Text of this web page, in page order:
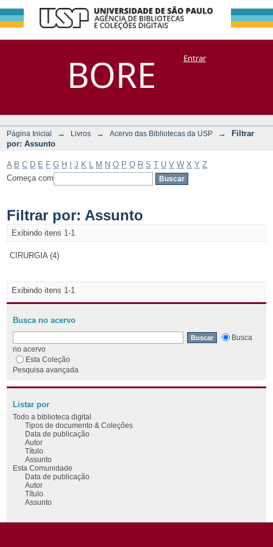
BORE
Filtrar por:
Assunto
DSpace/Manakin + CoriscoEntrar
Página Inicial → Livros → Acervo das Bibliotecas da USP →
Filtrar
por: Assunto
A B C D E F G H J K M N O P Q R S T U V W X Y Z
Começa com
Filtrar por: Assunto
Exibindo itens 1-1
CIRURGIA (4)
Exibindo itens 1-1
Busca no acervo
Busca
no acervo
Esta Coleção
Pesquisa avançada
Listar por
Todo a biblioteca digital
Tipos de documento & Coleções
Data de publicação
Autor
Título
Assunto
Esta Comunidade
Data de publicação
Autor
Título
Assunto